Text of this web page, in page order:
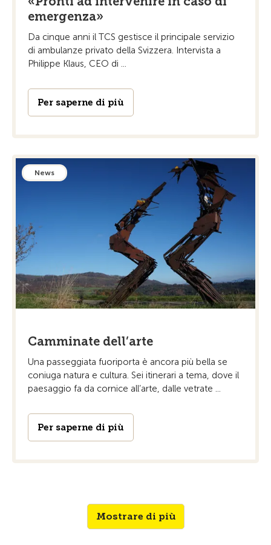
emergenza»
Da cinque anni il TCS gestisce il principale servizio
di ambulanze privato della Svizzera. Intervista a
Philippe Klaus, CEO di ...
Per saperne di più
News
Camminate dell’arte
Una passeggiata fuoriporta è ancora più bella se
coniuga natura e cultura. Sei itinerari a tema, dove il
paesaggio fa da cornice all’arte, dalle vetrate ...
Per saperne di più
Mostrare di più